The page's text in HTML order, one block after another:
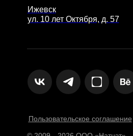
Пользовательское соглашение
Ижевск
ул. 10 лет Октября, д. 57